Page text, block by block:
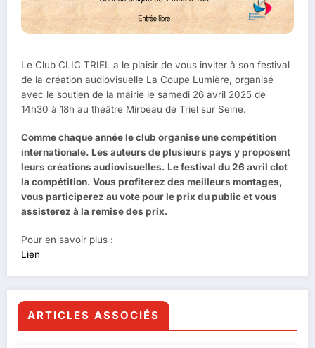
Le Club CLIC TRIEL a le plaisir de vous inviter à son festival
de la création audiovisuelle La Coupe Lumière, organisé
avec le soutien de la mairie le samedi 26 avril 2025 de
14h30 à 18h au théâtre Mirbeau de Triel sur Seine.
Comme chaque année le club organise une compétition
internationale. Les auteurs de plusieurs pays y proposent
leurs créations audiovisuelles. Le festival du 26 avril clot
la compétition. Vous profiterez des meilleurs montages,
vous participerez au vote pour le prix du public et vous
assisterez à la remise des prix.
Pour en savoir plus :
Lien
ARTICLES ASSOCIÉS